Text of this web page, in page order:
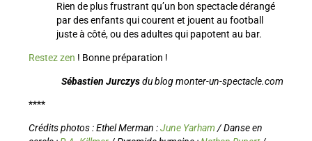
Rien de plus frustrant qu’un bon spectacle dérangé
par des enfants qui courent et jouent au football
juste à côté, ou des adultes qui papotent au bar.
Restez zen ! Bonne préparation !
Sébastien Jurczysdu blogmonter-un-spectacle.com
****
Crédits photos : Ethel Merman :June Yarham / Danse en